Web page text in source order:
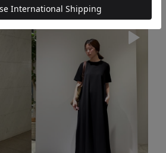
NISHIMURA / 165cm
着用サイズ : F